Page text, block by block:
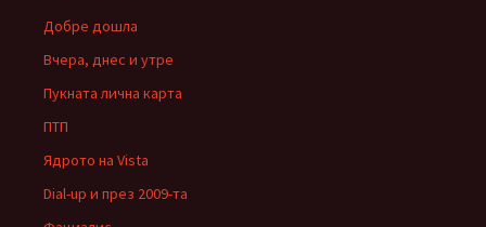
Добре дошла
Вчера, днес и утре
Пукната лична карта
ПТП
Ядрото на Vista
Dial-up и през 2009-та